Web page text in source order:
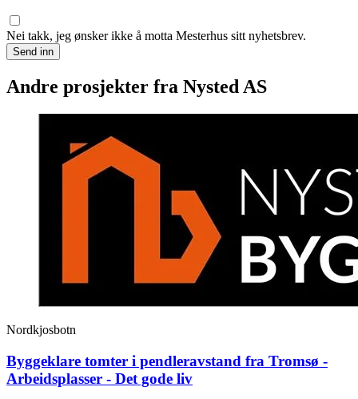
Nei takk, jeg ønsker ikke å motta Mesterhus sitt nyhetsbrev.
Send inn
Andre prosjekter fra Nysted AS
Nordkjosbotn
Byggeklare tomter i pendleravstand fra Tromsø -
Arbeidsplasser - Det gode liv